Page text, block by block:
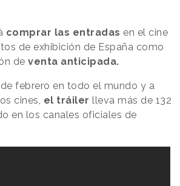
comprar las entradas en el cine
de exhibición de España como
de venta anticipada.
febrero en todo el mundo y a
cines, el tráiler lleva más de 132
en los canales oficiales de